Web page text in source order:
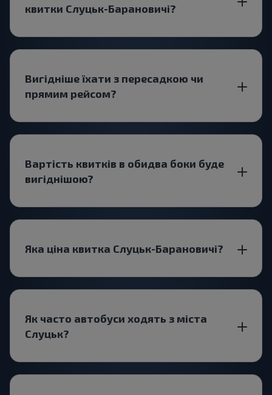
квитки Слуцьк-Барановичі?
Вигідніше їхати з пересадкою чи
прямим рейсом?
Вартість квитків в обидва боки буде
вигіднішою?
Яка ціна квитка Слуцьк-Барановичі?
Як часто автобуси ходять з міста
Слуцьк?